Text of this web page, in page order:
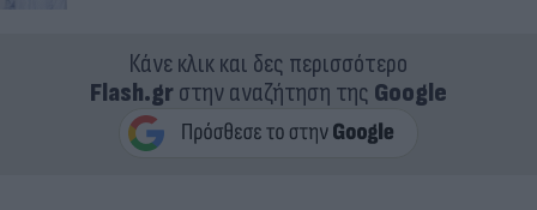
Κάνε κλικ και δες περισσότερο
Flash.grστην αναζήτηση της Google